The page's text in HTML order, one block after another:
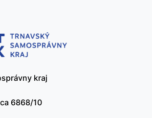
kraj
6868/10